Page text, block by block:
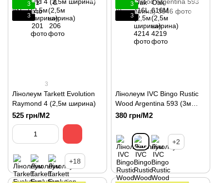
3
3
3
Лінолеум Tarkett Evolution
Raymond 4 (2,5м ширина)
525 грн/М2
+18
3
3
Лінолеум IVC Bingo Rustic
Wood Argentina 593 (3м
ширина)
380 грн/М2
+2